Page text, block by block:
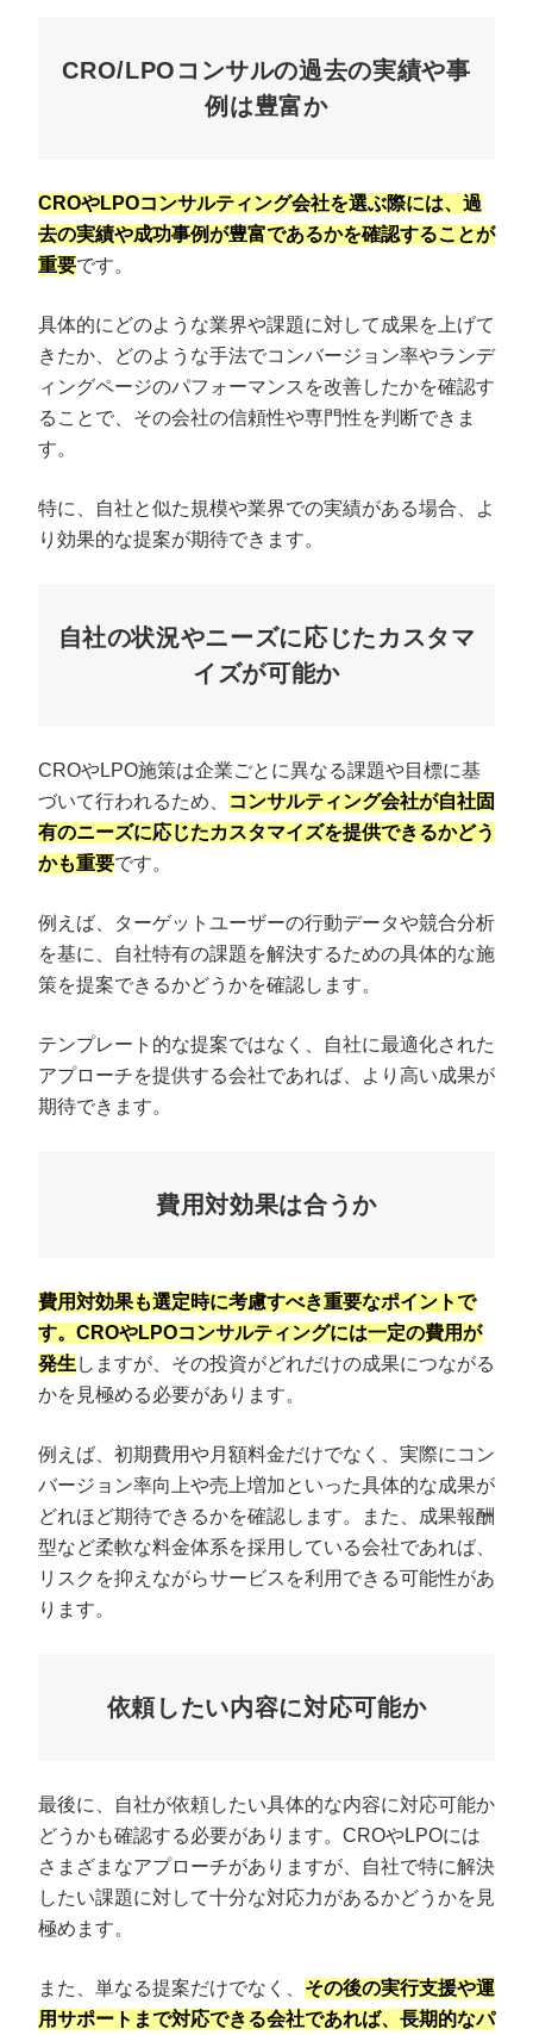
CRO/LPOコンサルの過去の実績や事
例は豊富か
CROやLPOコンサルティング会社を選ぶ際には、過
去の実績や成功事例が豊富であるかを確認することが
重要です。
具体的にどのような業界や課題に対して成果を上げて
きたか、どのような手法でコンバージョン率やランデ
ィングページのパフォーマンスを改善したかを確認す
ることで、その会社の信頼性や専門性を判断できま
す。
特に、自社と似た規模や業界での実績がある場合、よ
り効果的な提案が期待できます。
自社の状況やニーズに応じたカスタマ
イズが可能か
CROやLPO施策は企業ごとに異なる課題や目標に基
づいて行われるため、
コンサルティング会社が自社固
有のニーズに応じたカスタマイズを提供できるかどう
かも重要です。
例えば、ターゲットユーザーの行動データや競合分析
を基に、自社特有の課題を解決するための具体的な施
策を提案できるかどうかを確認します。
テンプレート的な提案ではなく、自社に最適化された
アプローチを提供する会社であれば、より高い成果が
期待できます。
費用対効果は合うか
費用対効果も選定時に考慮すべき重要なポイントで
す。CROやLPOコンサルティングには一定の費用が
発生 しますが、その投資がどれだけの成果につながる
かを見極める必要があります。
例えば、初期費用や月額料金だけでなく、実際にコン
バージョン率向上や売上増加といった具体的な成果が
どれほど期待できるかを確認します。また、成果報酬
型など柔軟な料金体系を採用している会社であれば、
リスクを抑えながらサービスを利用できる可能性があ
ります。
依頼したい内容に対応可能か
最後に、自社が依頼したい具体的な内容に対応可能か
どうかも確認する必要があります。CROやLPOには
さまざまなアプローチがありますが、自社で特に解決
したい課題に対して十分な対応力があるかどうかを見
極めます。
また、単なる提案だけでなく、 その後の実行支援や運
用サポートまで対応できる会社であれば、長期的なパ